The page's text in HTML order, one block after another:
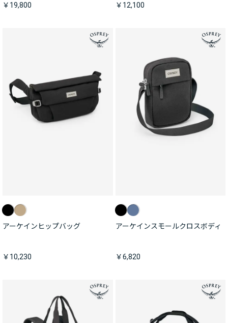
￥19,800 ￥12,100
アーケインヒップバッグ
￥10,230
アーケインスモールクロスボディ
￥6,820